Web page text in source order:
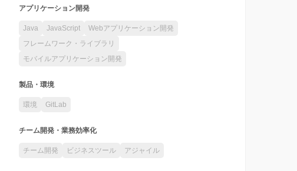
アプリケーション開発
Java JavaScript
Webアプリケーション開発
フレームワーク・ライブラリ
モバイルアプリケーション開発
製品・環境
環境 GitLab
チーム開発・業務効率化
チーム開発 ビジネスツール アジャイル